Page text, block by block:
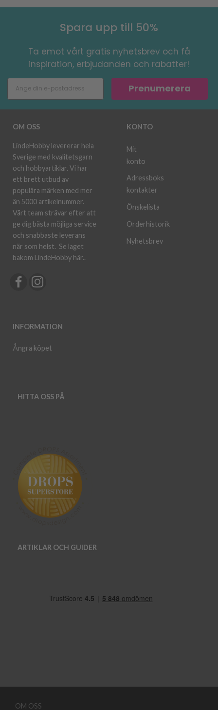
Spara upp till 50%
Ta emot vårt gratis nyhetsbrev och få
inspiration, erbjudanden och rabatter!
Prenumerera
OM OSS
LindeHobby levererar hela
Sverige med kvalitetsgarn
och hobbyartiklar. Vi har
ett brett utbud av
populära märken med mer
än 5000 artikelnummer.
Vårt team strävar efter att
ge dig bästa möjliga service
och snabbaste leverans
när som helst. Se laget
bakom LindeHobby här..
INFORMATION
Ångra köpet
KONTO
Mit
konto
Adressboks
kontakter
Önskelista
Orderhistorik
Nyhetsbrev
HITTA OSS PÅ
ARTIKLAR OCH GUIDER
OM OSS